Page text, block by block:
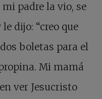
padre la vio, se
dijo: “creo que
boletas para el
Mi mamá
ver Jesucristo